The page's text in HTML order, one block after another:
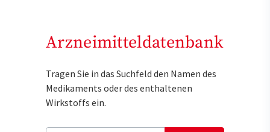
Arzneimitteldatenbank
Tragen Sie in das Suchfeld den Namen des
Medikaments oder des enthaltenen
Wirkstoffs ein.